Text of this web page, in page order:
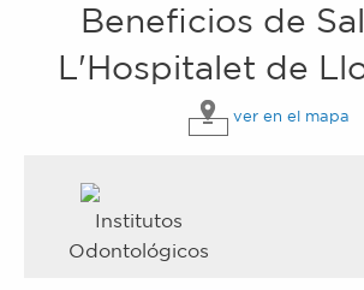
Beneficios de
L'Hospitalet de
ver en el mapa
Institutos
Odontológicos